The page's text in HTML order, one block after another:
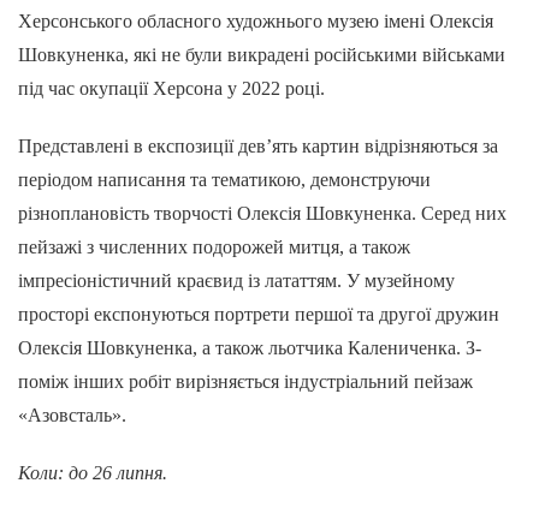
Херсонського обласного художнього музею імені Олексія
Шовкуненка, які не були викрадені російськими військами
під час окупації Херсона у 2022 році.
Представлені в експозиції дев’ять картин відрізняються за
періодом написання та тематикою, демонструючи
різноплановість творчості Олексія Шовкуненка. Серед них
пейзажі з численних подорожей митця, а також
імпресіоністичний краєвид із лататтям. У музейному
просторі експонуються портрети першої та другої дружин
Олексія Шовкуненка, а також льотчика Калениченка. З-
поміж інших робіт вирізняється індустріальний пейзаж
«Азовсталь».
Коли: до 26 липня.